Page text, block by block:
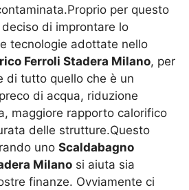
per questo
di improntare lo
tecnologie adottate nello
Ferroli Stadera Milano, per
di tutto quello che è un
di acqua, riduzione
maggiore rapporto calorifico
delle strutture.Questo
unoScaldabagno
Milano si aiuta sia
finanze. Ovviamente ci